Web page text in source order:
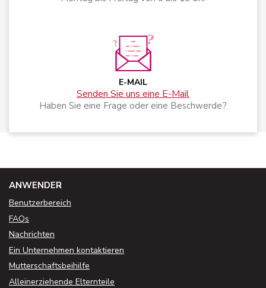
E-MAIL
Senden Sie uns eine E-Mail
Haben Sie eine Frage oder eine Beschwerde?
ANWENDER
Benutzerbereich
FAQs
Nachrichten
Ein Unternehmen kontaktieren
Mutterschaftsbeihilfe
Alleinerziehende Elternteile